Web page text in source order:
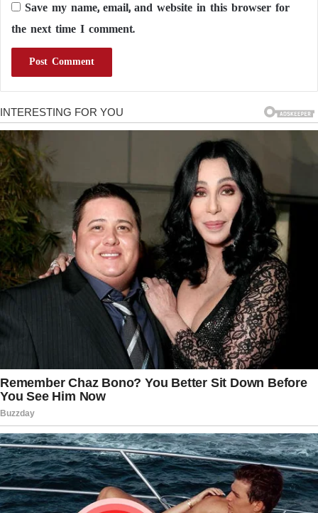
Save my name, email, and website in this browser for
the next time I comment.